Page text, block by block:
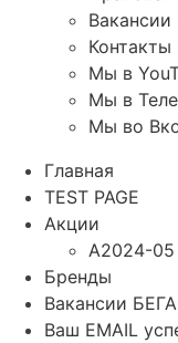
Контакты
Мы в
Мы в
Мы во
Главная
TEST PAGE
Акции
A2024-05
Бренды
Вакансии
Ваш EMAIL